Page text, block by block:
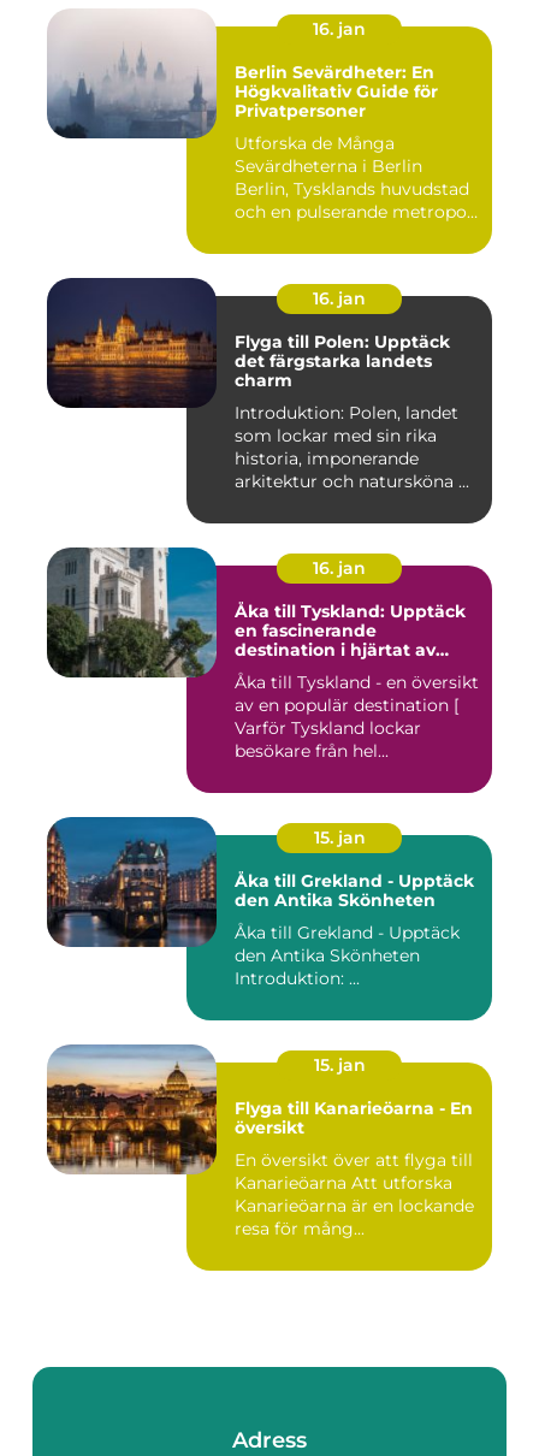
16. jan
Berlin Sevärdheter: En
Högkvalitativ Guide för
Privatpersoner
Utforska de Många
Sevärdheterna i Berlin
Berlin, Tysklands huvudstad
och en pulserande metropol,
16. jan
Flyga till Polen: Upptäck
det färgstarka landets
charm
Introduktion: Polen, landet
som lockar med sin rika
historia, imponerande
arkitektur och natursköna ...
16. jan
Åka till Tyskland: Upptäck
en fascinerande
destination i hjärtat av
Europa
Åka till Tyskland - en översikt
av en populär destination [
Varför Tyskland lockar
besökare från hel...
15. jan
Åka till Grekland - Upptäck
den Antika Skönheten
Åka till Grekland - Upptäck
den Antika Skönheten
Introduktion: ...
15. jan
Flyga till Kanarieöarna - En
översikt
En översikt över att flyga till
Kanarieöarna Att utforska
Kanarieöarna är en lockande
resa för mång...
Adress